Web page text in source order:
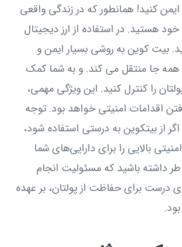
کنید! همانطور که در زندگی واقعی
هستید. در استفاده از ارز دیجیتال
بیت کوین به روشی بسیار ایمن و
همه جا منتقل می کند. و به شما کمک
را کنترل کنید. این ویژگی مهمی،
اقدامات امنیتی خواهد بود. توجه
از بیتکوین به درستی استفاده شود،
بالایی را برای دارایی‌های شما
داشته باشید که مسئولیت انجام
درست برای حفاظت از پولتان، بر عهده